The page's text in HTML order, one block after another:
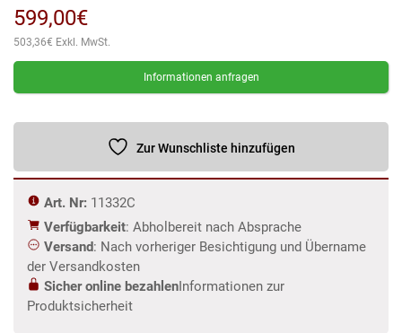
599,00€
503,36€ Exkl. MwSt.
Informationen anfragen
Zur Wunschliste hinzufügen
Art. Nr: 11332C
Verfügbarkeit: Abholbereit nach Absprache
Versand: Nach vorheriger Besichtigung und Übername
der Versandkosten
Sicher online bezahlenInformationen zur
Produktsicherheit